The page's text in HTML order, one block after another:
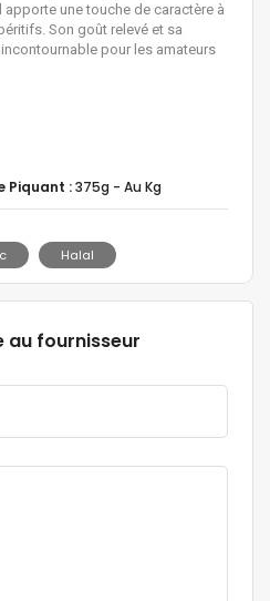
une touche de caractère à
Son goût relevé et sa
pour les amateurs
Piquant :375g - Au Kg
Halal
au fournisseur